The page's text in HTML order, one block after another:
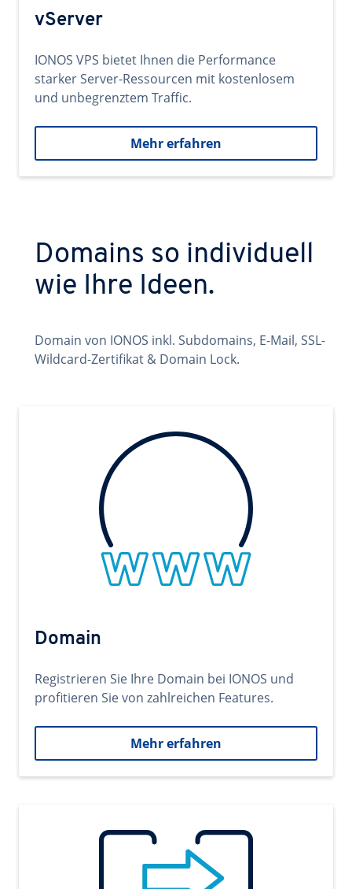
vServer
IONOS VPS bietet Ihnen die Performance
starker Server-Ressourcen mit kostenlosem
und unbegrenztem Traffic.
Mehr erfahren
Domains so individuell
wie Ihre Ideen.
Domain von IONOS inkl. Subdomains, E-Mail, SSL-
Wildcard-Zertifikat & Domain Lock.
Domain
Registrieren Sie Ihre Domain bei IONOS und
profitieren Sie von zahlreichen Features.
Mehr erfahren